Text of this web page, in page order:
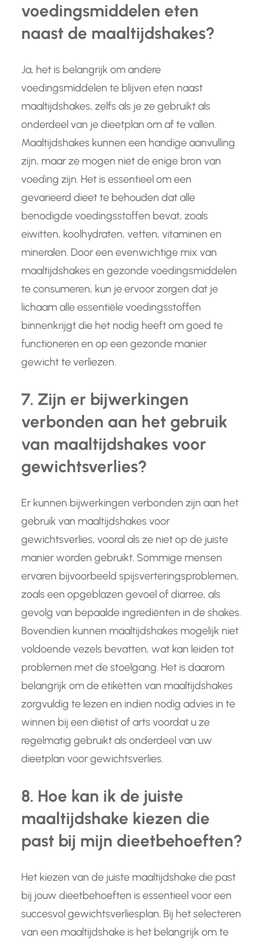
voedingsmiddelen eten
naast de maaltijdshakes?
Ja, het is belangrijk om andere
voedingsmiddelen te blijven eten naast
maaltijdshakes, zelfs als je ze gebruikt als
onderdeel van je dieetplan om af te vallen.
Maaltijdshakes kunnen een handige aanvulling
zijn, maar ze mogen niet de enige bron van
voeding zijn. Het is essentieel om een
gevarieerd dieet te behouden dat alle
benodigde voedingsstoffen bevat, zoals
eiwitten, koolhydraten, vetten, vitaminen en
mineralen. Door een evenwichtige mix van
maaltijdshakes en gezonde voedingsmiddelen
te consumeren, kun je ervoor zorgen dat je
lichaam alle essentiële voedingsstoffen
binnenkrijgt die het nodig heeft om goed te
functioneren en op een gezonde manier
gewicht te verliezen.
7. Zijn er bijwerkingen
verbonden aan het gebruik
van maaltijdshakes voor
gewichtsverlies?
Er kunnen bijwerkingen verbonden zijn aan het
gebruik van maaltijdshakes voor
gewichtsverlies, vooral als ze niet op de juiste
manier worden gebruikt. Sommige mensen
ervaren bijvoorbeeld spijsverteringsproblemen,
zoals een opgeblazen gevoel of diarree, als
gevolg van bepaalde ingrediënten in de shakes.
Bovendien kunnen maaltijdshakes mogelijk niet
voldoende vezels bevatten, wat kan leiden tot
problemen met de stoelgang. Het is daarom
belangrijk om de etiketten van maaltijdshakes
zorgvuldig te lezen en indien nodig advies in te
winnen bij een diëtist of arts voordat u ze
regelmatig gebruikt als onderdeel van uw
dieetplan voor gewichtsverlies.
8. Hoe kan ik de juiste
maaltijdshake kiezen die
past bij mijn dieetbehoeften?
Het kiezen van de juiste maaltijdshake die past
bij jouw dieetbehoeften is essentieel voor een
succesvol gewichtsverliesplan. Bij het selecteren
van een maaltijdshake is het belangrijk om te